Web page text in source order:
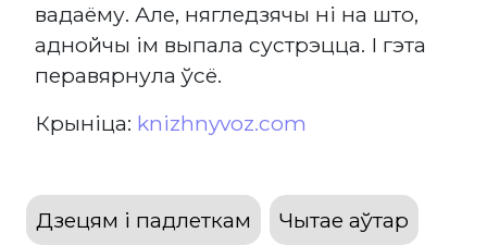
вадаёму. Але, нягледзячы ні на што,
аднойчы ім выпала сустрэцца. І гэта
перавярнула ўсё.
Крыніца: knizhnyvoz.com
Дзецям і падлеткам Чытае аўтар